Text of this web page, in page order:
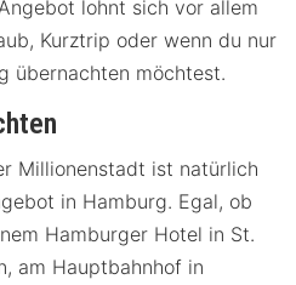
lohnt sich vor allem
Kurztrip oder wenn du nur
übernachten möchtest.
Millionenstadt ist natürlich
in Hamburg. Egal, ob
Hamburger Hotel in St.
am Hauptbahnhof in